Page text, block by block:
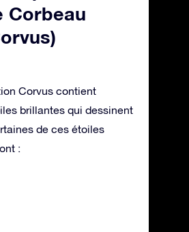
Corbeau
Corvus contient
brillantes qui dessinent
de ces étoiles
: